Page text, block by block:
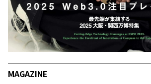
MAGAZINE